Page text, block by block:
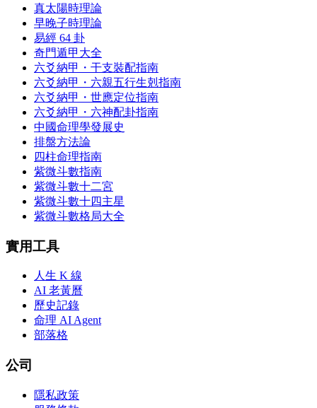
真太陽時理論
早晚子時理論
易經 64 卦
奇門遁甲大全
六爻納甲・干支裝配指南
六爻納甲・六親五行生剋指南
六爻納甲・世應定位指南
六爻納甲・六神配卦指南
中國命理學發展史
排盤方法論
四柱命理指南
紫微斗數指南
紫微斗數十二宮
紫微斗數十四主星
紫微斗數格局大全
實用工具
人生 K 線
AI 老黃曆
歷史記錄
命理 AI Agent
部落格
公司
隱私政策